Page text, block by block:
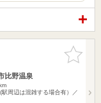
お気に入
りに追加
比野温泉
駅周辺は混雑する場合有）／